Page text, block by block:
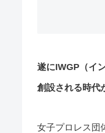
遂にIWGP（イ
創設される時代
女子プロレス団